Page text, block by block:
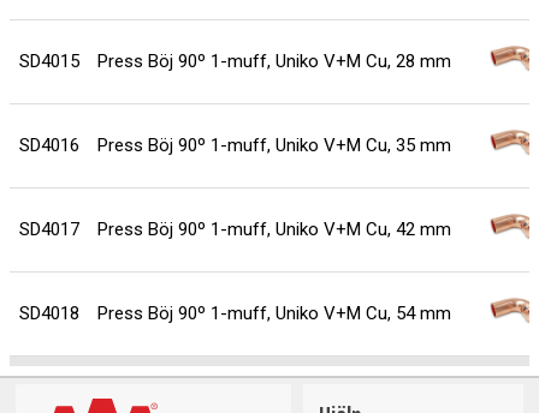
SD4015 Press Böj 90º 1-muff, Uniko V+M Cu, 28 mm
SD4016 Press Böj 90º 1-muff, Uniko V+M Cu, 35 mm
SD4017 Press Böj 90º 1-muff, Uniko V+M Cu, 42 mm
SD4018 Press Böj 90º 1-muff, Uniko V+M Cu, 54 mm